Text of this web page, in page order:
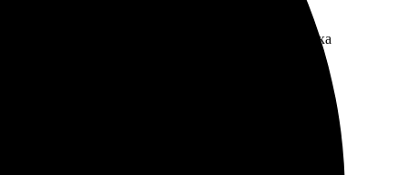
без проблем, быстро подтвердили. Доставка